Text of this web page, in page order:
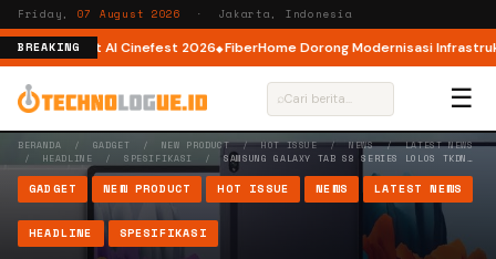
Friday, 07 August 2026 · Jakarta, Indonesia
BREAKING
AI lewat AI Cinefest 2026 FiberHome Dorong Modernisasi
⌕ ☰
BERANDA / GADGET / NEW PRODUCT/HOT ISSUE/NEWS/LATEST NEWS
/ HEADLINE / SPESIFIKASI /SAMSUNG GALAXY TAB S8 SERIES LOLOS TKDN…
GADGET NEW PRODUCT HOT ISSUE NEWS LATEST NEWS
HEADLINE SPESIFIKASI